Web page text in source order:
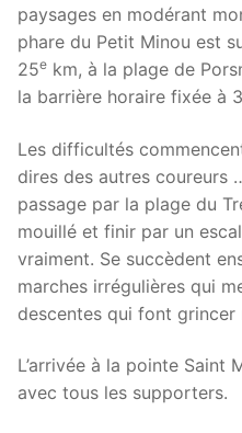
paysages en modérant
phare du Petit Minou est
25e km, à la plage de
la barrière horaire fixée à
Les difficultés
dires des autres coureurs
passage par la plage du
mouillé et finir par un
vraiment. Se succèdent
marches irrégulières qui
descentes qui font grincer
L’arrivée à la pointe Saint
avec tous les supporters.